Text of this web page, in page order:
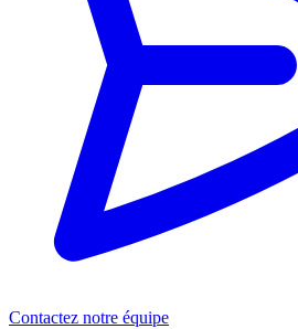
Contactez notre équipe